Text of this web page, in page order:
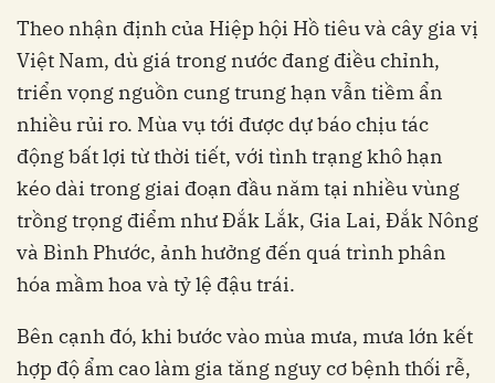
Theo nhận định của Hiệp hội Hồ tiêu và cây gia vị
Việt Nam, dù giá trong nước đang điều chỉnh,
triển vọng nguồn cung trung hạn vẫn tiềm ẩn
nhiều rủi ro. Mùa vụ tới được dự báo chịu tác
động bất lợi từ thời tiết, với tình trạng khô hạn
kéo dài trong giai đoạn đầu năm tại nhiều vùng
trồng trọng điểm như Đắk Lắk, Gia Lai, Đắk Nông
và Bình Phước, ảnh hưởng đến quá trình phân
hóa mầm hoa và tỷ lệ đậu trái.
Bên cạnh đó, khi bước vào mùa mưa, mưa lớn kết
hợp độ ẩm cao làm gia tăng nguy cơ bệnh thối rễ,